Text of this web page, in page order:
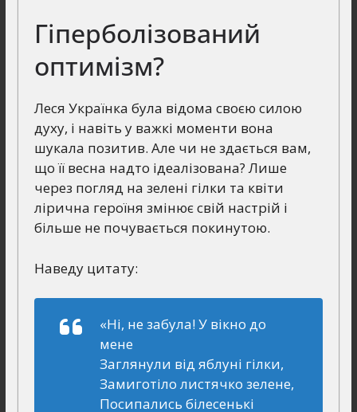
Гіперболізований
оптимізм?
Леся Українка була відома своєю силою
духу, і навіть у важкі моменти вона
шукала позитив. Але чи не здається вам,
що її весна надто ідеалізована? Лише
через погляд на зелені гілки та квіти
лірична героїня змінює свій настрій і
більше не почувається покинутою.
Наведу цитату:
«Ні, не забула! У вікно до
мене
Заглянули від яблуні гілки,
Замиготіло листячко зелене,
Посипались білесенькі